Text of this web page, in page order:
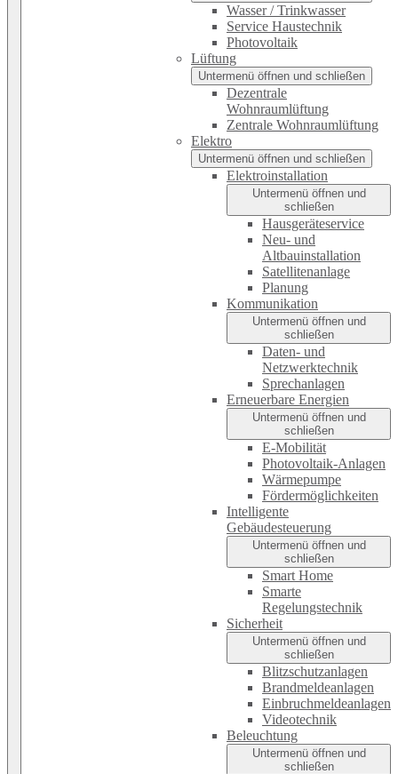
Wasser / Trinkwasser
Service Haustechnik
Photovoltaik
Lüftung
Untermenü öffnen und schließen
Dezentrale
Wohnraumlüftung
Zentrale Wohnraumlüftung
Elektro
Untermenü öffnen und schließen
Elektroinstallation
Untermenü öffnen und
schließen
Hausgeräteservice
Neu- und
Altbauinstallation
Satellitenanlage
Planung
Kommunikation
Untermenü öffnen und
schließen
Daten- und
Netzwerktechnik
Sprechanlagen
Erneuerbare Energien
Untermenü öffnen und
schließen
E-Mobilität
Photovoltaik-Anlagen
Wärmepumpe
Fördermöglichkeiten
Intelligente
Gebäudesteuerung
Untermenü öffnen und
schließen
Smart Home
Smarte
Regelungstechnik
Sicherheit
Untermenü öffnen und
schließen
Blitzschutzanlagen
Brandmeldeanlagen
Einbruchmeldeanlagen
Videotechnik
Beleuchtung
Untermenü öffnen und
schließen